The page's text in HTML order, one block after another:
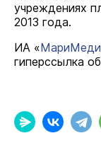
учреждениях
2013 года.
ИА «
гиперссылка